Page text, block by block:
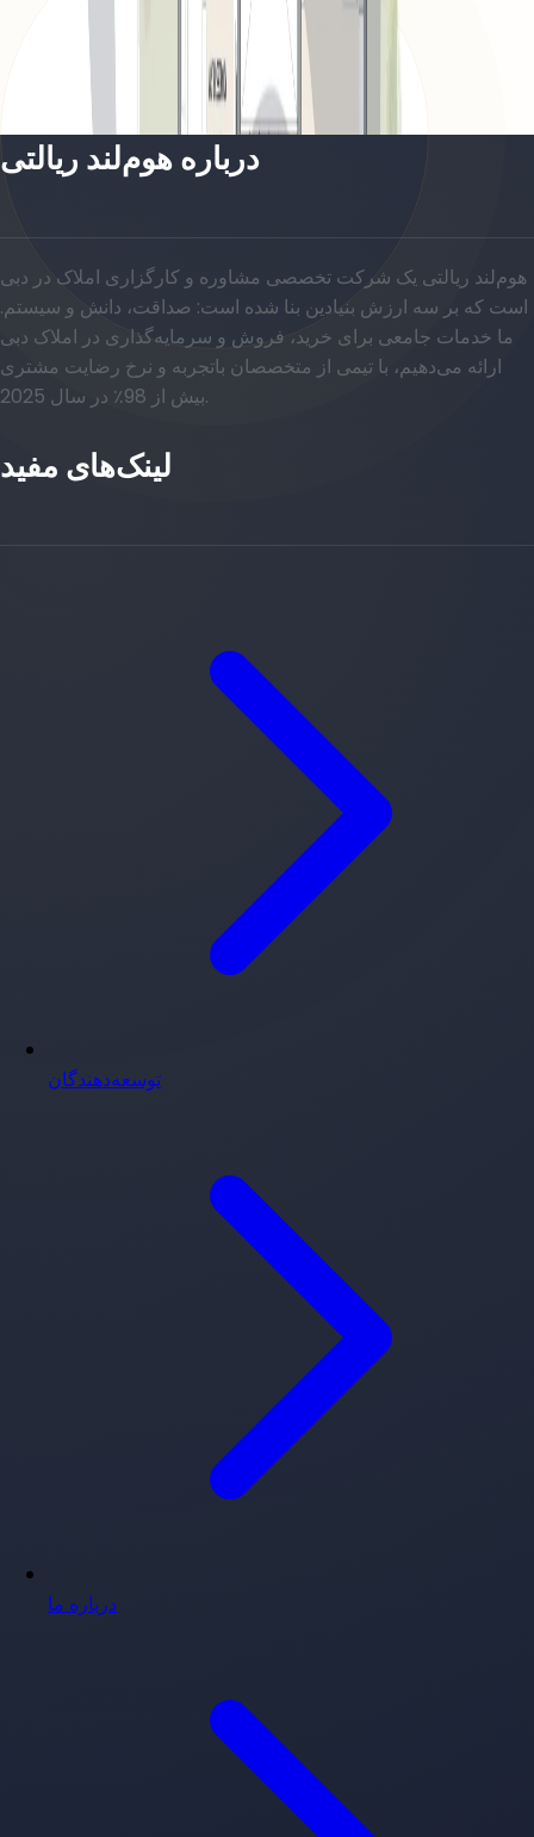
درباره هوم‌لند ریالتی
هوم‌لند ریالتی یک شرکت تخصصی مشاوره و کارگزاری املاک در دبی
است که بر سه ارزش بنیادین بنا شده است: صداقت، دانش و سیستم.
ما خدمات جامعی برای خرید، فروش و سرمایه‌گذاری در املاک دبی
ارائه می‌دهیم، با تیمی از متخصصان باتجربه و نرخ رضایت مشتری
بیش از 98٪ در سال 2025.
لینک‌های مفید
توسعه‌دهندگان
درباره ما